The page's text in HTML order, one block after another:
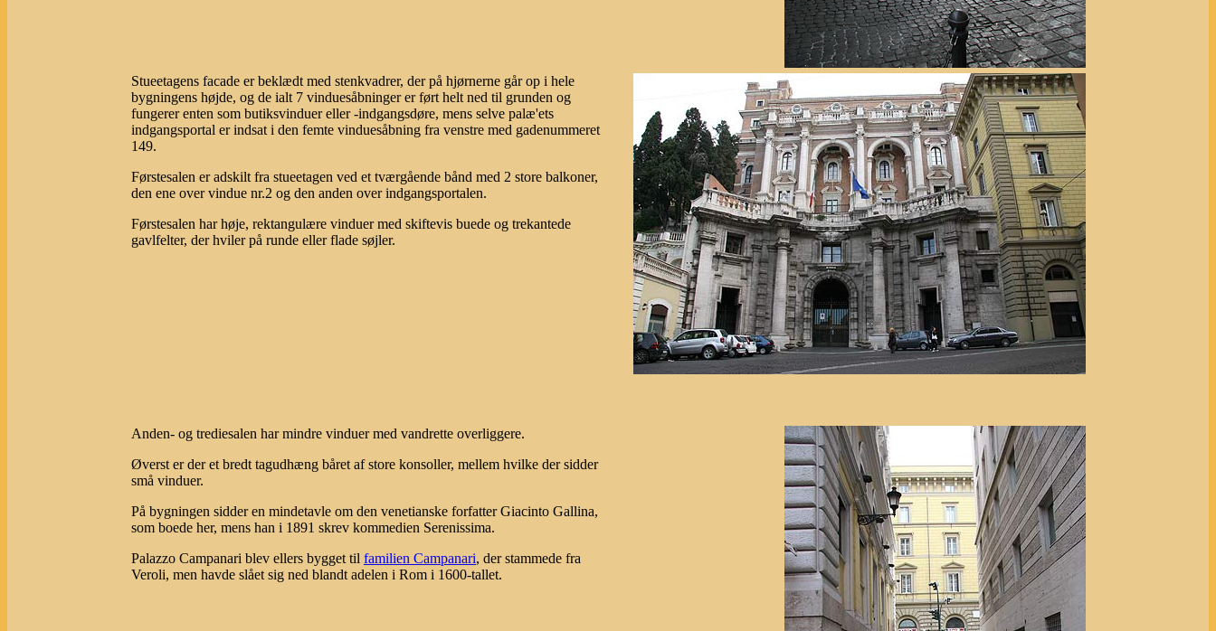
Stueetagens facade er beklædt med stenkvadrer, der på hjørnerne går op i hele
bygningens højde, og de ialt 7 vinduesåbninger er ført helt ned til grunden og
fungerer enten som butiksvinduer eller -indgangsdøre, mens selve palæ'ets
indgangsportal er indsat i den femte vinduesåbning fra venstre med gadenummeret
149.
Førstesalen er adskilt fra stueetagen ved et tværgående bånd med 2 store balkoner,
den ene over vindue nr.2 og den anden over indgangsportalen.
Førstesalen har høje, rektangulære vinduer med skiftevis buede og trekantede
gavlfelter, der hviler på runde eller flade søjler.
Anden- og trediesalen har mindre vinduer med vandrette overliggere.
Øverst er der et bredt tagudhæng båret af store konsoller, mellem hvilke der sidder
små vinduer.
På bygningen sidder en mindetavle om den venetianske forfatter Giacinto Gallina,
som boede her, mens han i 1891 skrev kommedien Serenissima.
Palazzo Campanari blev ellers bygget til familien Campanari, der stammede fra
Veroli, men havde slået sig ned blandt adelen i Rom i 1600-tallet.